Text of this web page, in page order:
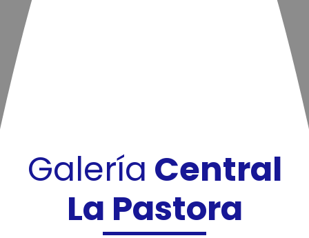
Galería Central
La Pastora